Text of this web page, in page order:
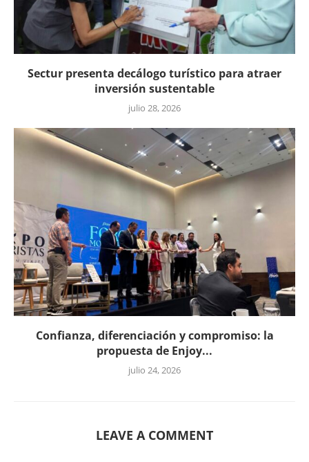
Sectur presenta decálogo turístico para atraer
inversión sustentable
julio 28, 2026
Confianza, diferenciación y compromiso: la
propuesta de Enjoy...
julio 24, 2026
LEAVE A COMMENT